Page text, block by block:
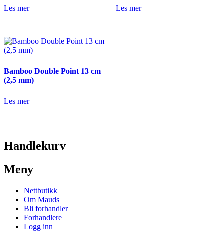
Les mer Les mer
Bamboo Double Point 13 cm
(2,5 mm)
Les mer
Handlekurv
Meny
Nettbutikk
Om Mauds
Bli forhandler
Forhandlere
Logg inn